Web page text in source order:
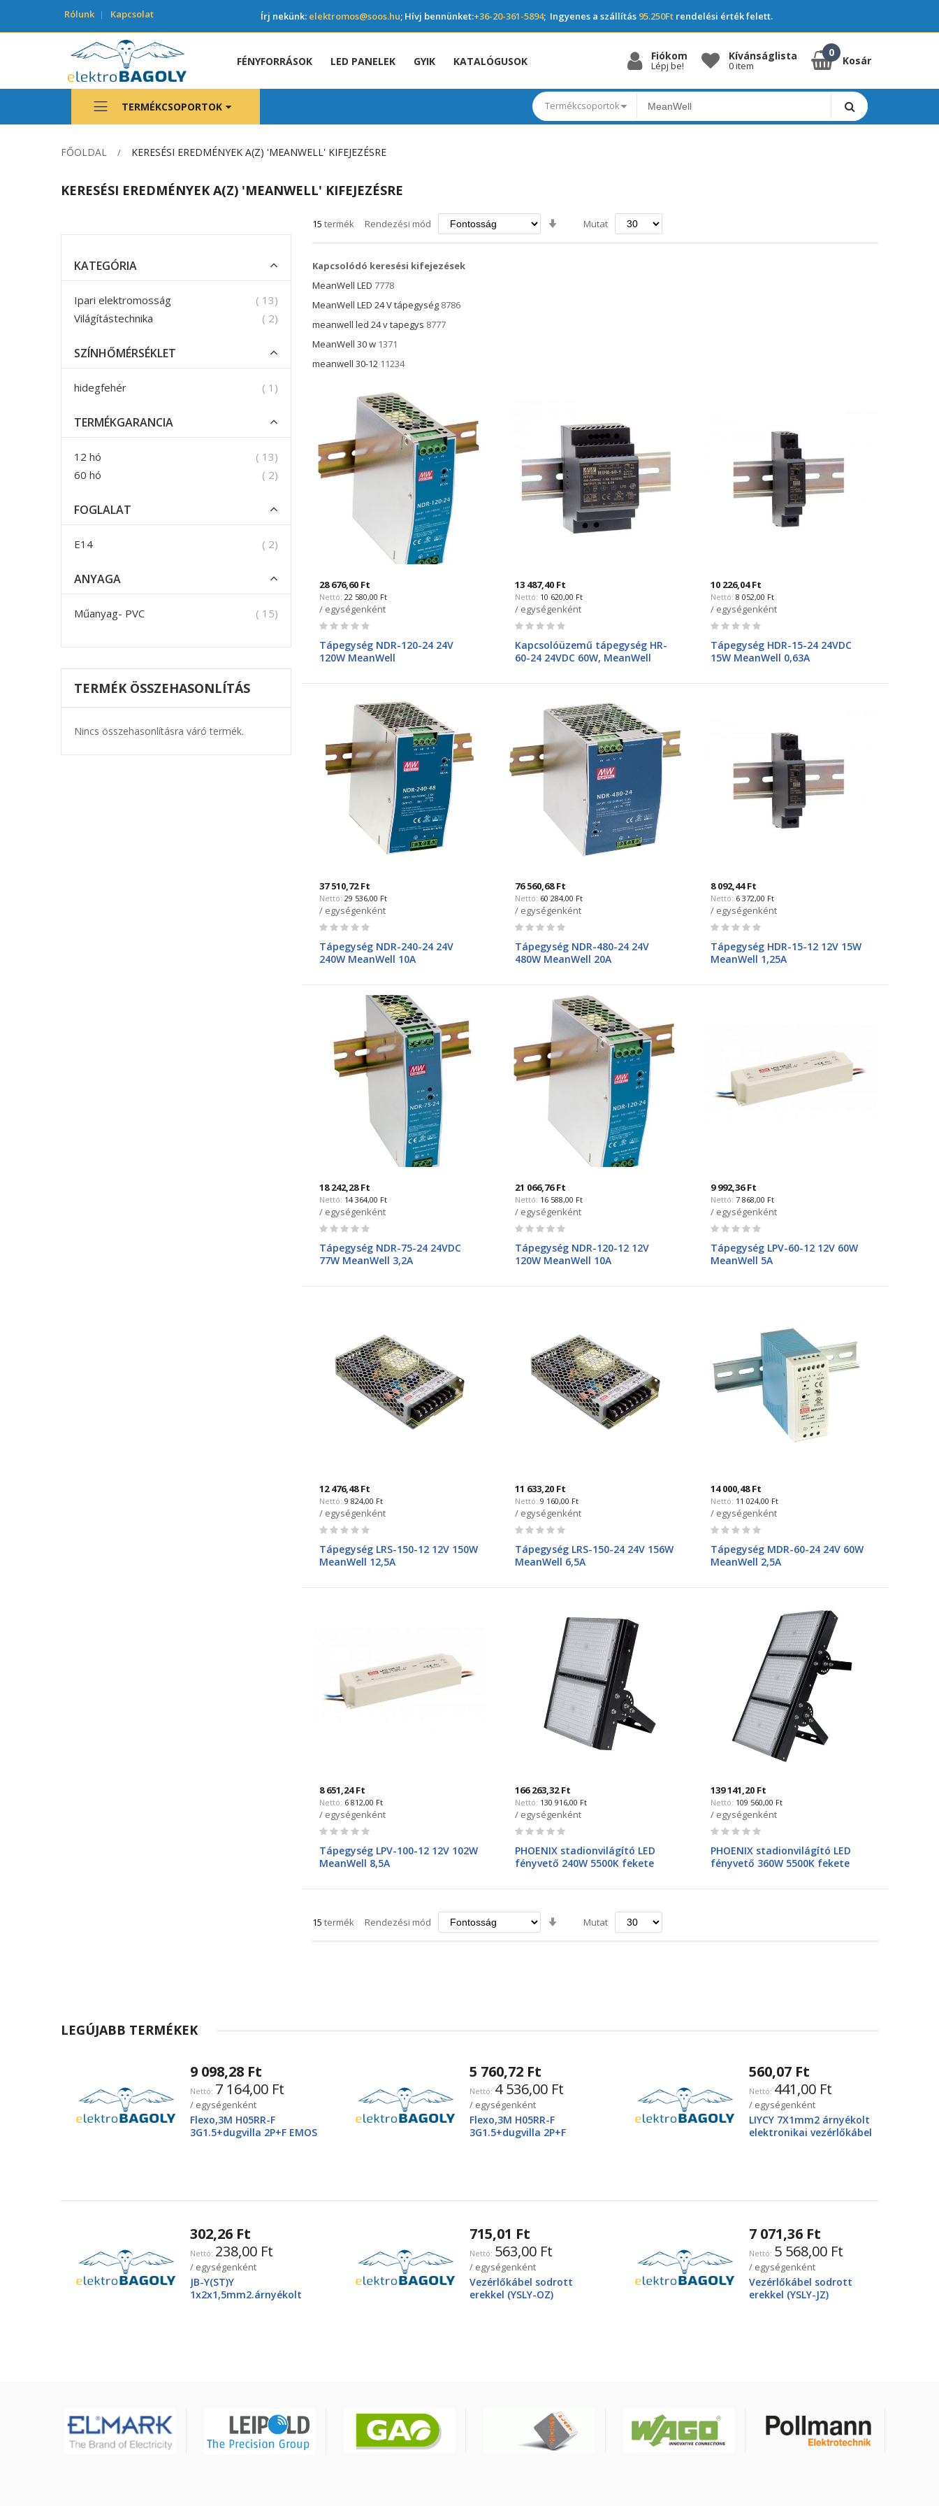
Rólunk Kapcsolat Írj nekünk: elektromos@soos.hu; Hívj bennünket:+36-20-361-5894; Ingyenes a szállítás 95.250Ft rendelési érték felett.
FÉNYFORRÁSOK LED PANELEK GYIK KATALÓGUSOK Fiókom
Lépj be!
Kívánságlista
0 item Kosár
TERMÉKCSOPORTOK Termékcsoportok
FŐOLDAL KERESÉSI EREDMÉNYEK A(Z) 'MEANWELL' KIFEJEZÉSRE
KERESÉSI EREDMÉNYEK A(Z) 'MEANWELL' KIFEJEZÉSRE
15 termék Rendezési mód
Növekvő
Mutat
Kapcsolódó keresési kifejezések
MeanWell LED 7778
MeanWell LED 24 V tápegység 8786
meanwell led 24 v tapegys 8777
MeanWell 30 w 1371
meanwell 30-12 11234
28 676,60 Ft
22 580,00 Ft
/ egységenként
Rating:
Tápegység NDR-120-24 24V
120W MeanWell
13 487,40 Ft
10 620,00 Ft
/ egységenként
Rating:
Kapcsolóüzemű tápegység HR-
60-24 24VDC 60W, MeanWell
10 226,04 Ft
8 052,00 Ft
/ egységenként
Rating:
Tápegység HDR-15-24 24VDC
15W MeanWell 0,63A
37 510,72 Ft
29 536,00 Ft
/ egységenként
Rating:
Tápegység NDR-240-24 24V
240W MeanWell 10A
76 560,68 Ft
60 284,00 Ft
/ egységenként
Rating:
Tápegység NDR-480-24 24V
480W MeanWell 20A
8 092,44 Ft
6 372,00 Ft
/ egységenként
Rating:
Tápegység HDR-15-12 12V 15W
MeanWell 1,25A
18 242,28 Ft
14 364,00 Ft
/ egységenként
Rating:
Tápegység NDR-75-24 24VDC
77W MeanWell 3,2A
21 066,76 Ft
16 588,00 Ft
/ egységenként
Rating:
Tápegység NDR-120-12 12V
120W MeanWell 10A
9 992,36 Ft
7 868,00 Ft
/ egységenként
Rating:
Tápegység LPV-60-12 12V 60W
MeanWell 5A
12 476,48 Ft
9 824,00 Ft
/ egységenként
Rating:
Tápegység LRS-150-12 12V 150W
MeanWell 12,5A
11 633,20 Ft
9 160,00 Ft
/ egységenként
Rating:
Tápegység LRS-150-24 24V 156W
MeanWell 6,5A
14 000,48 Ft
11 024,00 Ft
/ egységenként
Rating:
Tápegység MDR-60-24 24V 60W
MeanWell 2,5A
8 651,24 Ft
6 812,00 Ft
/ egységenként
Rating:
Tápegység LPV-100-12 12V 102W
MeanWell 8,5A
166 263,32 Ft
130 916,00 Ft
/ egységenként
Rating:
PHOENIX stadionvilágító LED
fényvető 240W 5500K fekete
139 141,20 Ft
109 560,00 Ft
/ egységenként
Rating:
PHOENIX stadionvilágító LED
fényvető 360W 5500K fekete
15 termék Rendezési mód
Növekvő
Mutat
KATEGÓRIA
Ipari elektromosság 13termék
Világítástechnika
2termék
SZÍNHŐMÉRSÉKLET
hidegfehér 1 termék
TERMÉKGARANCIA
12 hó 13termék
60 hó
2termék
FOGLALAT
E14 2termék
ANYAGA
Műanyag- PVC 15termék
TERMÉK ÖSSZEHASONLÍTÁS
Nincs összehasonlításra váró termék.
LEGÚJABB TERMÉKEK
9 098,28 Ft
7 164,00 Ft
/ egységenként
Flexo,3M H05RR-F
3G1.5+dugvilla 2P+F EMOS
5 760,72 Ft
4 536,00 Ft
/ egységenként
Flexo,3M H05RR-F
3G1.5+dugvilla 2P+F
560,07 Ft
441,00 Ft
/ egységenként
LIYCY 7X1mm2 árnyékolt
elektronikai vezérlőkábel
302,26 Ft
238,00 Ft
/ egységenként
JB-Y(ST)Y
1x2x1,5mm2.árnyékolt
715,01 Ft
563,00 Ft
/ egységenként
Vezérlőkábel sodrott
erekkel (YSLY-OZ)
7 071,36 Ft
5 568,00 Ft
/ egységenként
Vezérlőkábel sodrott
erekkel (YSLY-JZ)